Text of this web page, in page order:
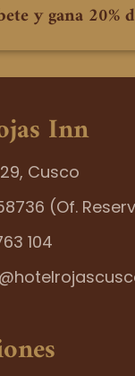
-
y gana 20%
Inn
Cusco
(Of.
104